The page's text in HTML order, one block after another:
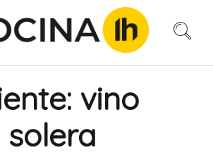
vino